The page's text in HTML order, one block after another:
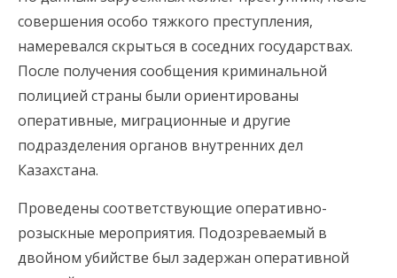
совершения особо тяжкого преступления,
намеревался скрыться в соседних государствах.
После получения сообщения криминальной
полицией страны были ориентированы
оперативные, миграционные и другие
подразделения органов внутренних дел
Казахстана.
Проведены соответствующие оперативно-
розыскные мероприятия. Подозреваемый в
двойном убийстве был задержан оперативной